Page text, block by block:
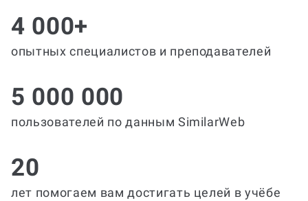
4 000+
опытных специалистов и преподавателей
5 000 000
пользователей по данным SimilarWeb
20
лет помогаем вам достигать целей в учёбе